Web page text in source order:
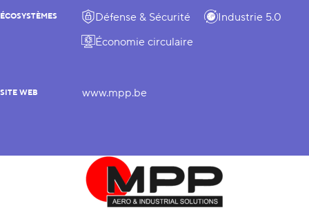
ÉCOSYSTÈMES
Défense & Sécurité
Industrie 5.0
Économie circulaire
SITE WEB www.mpp.be